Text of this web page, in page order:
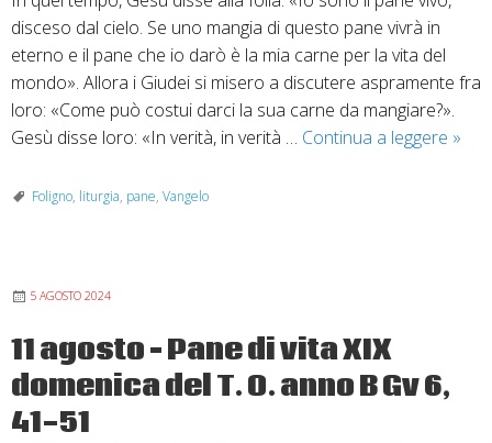
disceso dal cielo. Se uno mangia di questo pane vivrà in
eterno e il pane che io darò è la mia carne per la vita del
mondo». Allora i Giudei si misero a discutere aspramente fra
loro: «Come può costui darci la sua carne da mangiare?».
Gesù disse loro: «In verità, in verità … Continua a leggere 18
»
Foligno, liturgia, pane, Vangelo
5 AGOSTO 2024
11 agosto – Pane di vita XIX
domenica del T. O. anno B Gv 6,
41-51